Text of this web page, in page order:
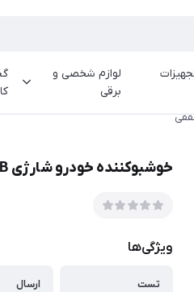
لوازم شخصی و
برقی
خوشبوکننده خودرو شارژی RGB با لیزر سقفی
ویژگی‌ها
تست
ارسال